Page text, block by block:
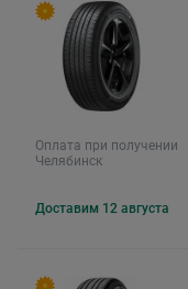
Оплата при получении
Челябинск
Доставим 12 августа